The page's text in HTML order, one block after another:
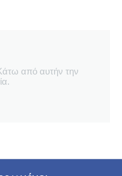
από αυτήν την